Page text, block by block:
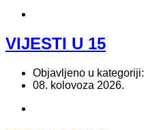
VIJESTI U 15
Objavljeno u kategoriji:
08. kolovoza 2026.